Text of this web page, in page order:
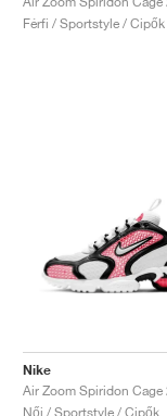
Férfi / Sportstyle / Cipők
Nike
Női / Sportstyle / Cipők